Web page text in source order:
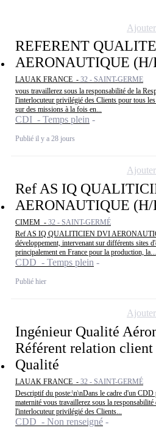
REFERENT
AERONAUTIQUE (H/
LAUAK FRANCE - 32 - SAINT-GERME
vous travaillerez sous la responsabilité de la
l'interlocuteur privilégié des Clients pour tous
sur des missions à la fois en...
CDI - Temps plein
Publié il y a 28 jours
Ref AS IQ
AERONAUTIQUE (H/
CIMEM - 32 - SAINT-GERMÉ
Ref AS IQ QUALITICIEN DVI
développement, intervenant sur différents sites
principalement en France pour la production, la...
CDD - Temps plein
Publié hier
Ingénieur Qualité
Référent relation
Qualité
LAUAK FRANCE - 32 - SAINT-GERMÉ
Descriptif du poste:\n\nDans le cadre d'un CDD
maternité vous travaillerez sous la responsabilité
l'interlocuteur privilégié des Clients...
CDD - Non renseigné